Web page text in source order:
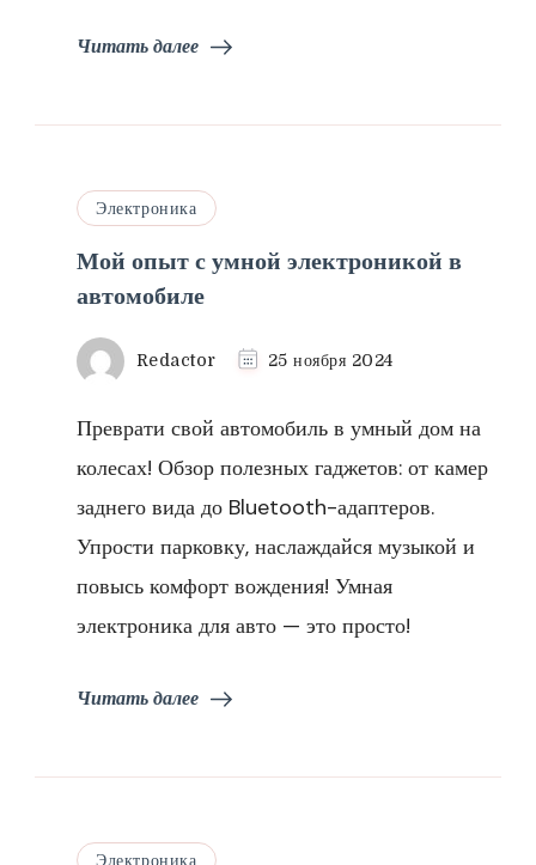
Читать далее
Электроника
Мой опыт с умной электроникой в
автомобиле
Redactor 25 ноября 2024
Преврати свой автомобиль в умный дом на
колесах! Обзор полезных гаджетов: от камер
заднего вида до Bluetooth-адаптеров.
Упрости парковку, наслаждайся музыкой и
повысь комфорт вождения! Умная
электроника для авто — это просто!
Читать далее
Электроника